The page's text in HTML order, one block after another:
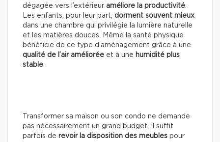
dégagée vers l’extérieur améliore la productivité.
Les enfants, pour leur part, dorment souvent mieux
dans une chambre qui privilégie la lumière naturelle
et les matières douces. Même la santé physique
bénéficie de ce type d’aménagement grâce à une
qualité de l’air améliorée et à une humidité plus
stable.
Transformer sa maison ou son condo ne demande
pas nécessairement un grand budget. Il suffit
parfois de revoir la disposition des meubles pour